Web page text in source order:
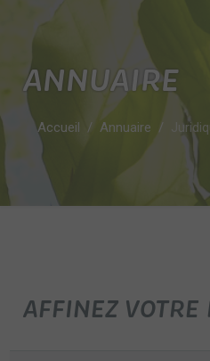
ANNUAIRE
Accueil Annuaire
AFFINEZ VOTRE